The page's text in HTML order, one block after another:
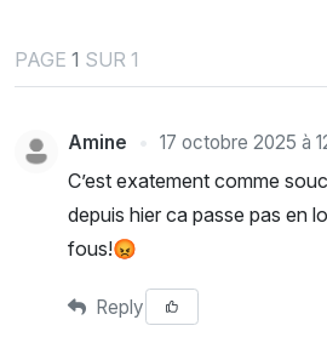
PAGE 1 SUR 1
Amine 17 octobre 2025 à
C’est exatement comme
depuis hier ca passe pas en
fous!😡
Reply